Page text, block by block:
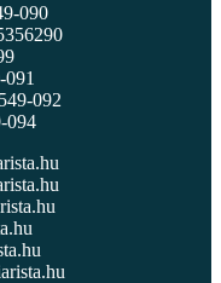
090
092
094